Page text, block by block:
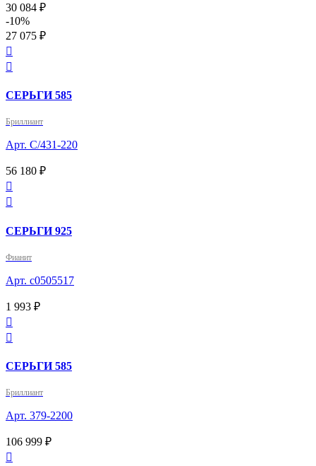
30 084 ₽
-10%
27 075 ₽


СЕРЬГИ 585
Бриллиант
Арт. С/431-220
56 180 ₽


СЕРЬГИ 925
Фианит
Арт. с0505517
1 993 ₽


СЕРЬГИ 585
Бриллиант
Арт. 379-2200
106 999 ₽
